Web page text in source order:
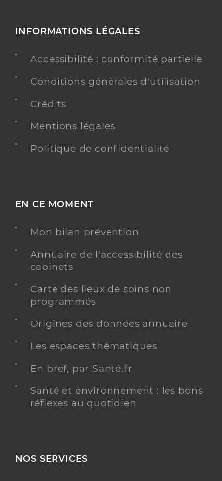
INFORMATIONS LÉGALES
Accessibilité : conformité partielle
Conditions générales d'utilisation
Crédits
Mentions légales
Politique de confidentialité
EN CE MOMENT
Mon bilan prévention
Annuaire de l'accessibilité des
cabinets
Carte des lieux de soins non
programmés
Origines des données annuaire
Les espaces thématiques
En bref, par Santé.fr
Santé et environnement : les bons
réflexes au quotidien
NOS SERVICES